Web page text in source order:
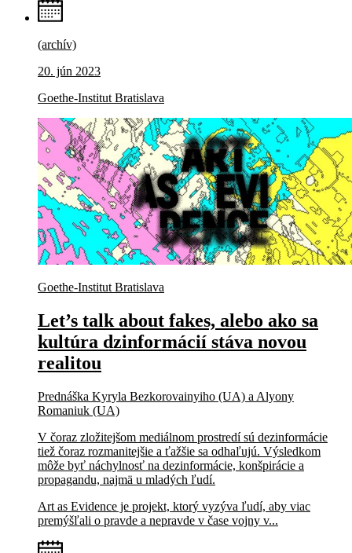
(archív)
20. jún 2023
Goethe-Institut Bratislava
Goethe-Institut Bratislava
Let’s talk about fakes, alebo ako sa
kultúra dzinformácií stáva novou
realitou
Prednáška Kyryla Bezkorovainyiho (UA) a Alyony
Romaniuk (UA)
V čoraz zložitejšom mediálnom prostredí sú dezinformácie
tiež čoraz rozmanitejšie a ťažšie sa odhaľujú. Výsledkom
môže byť náchylnosť na dezinformácie, konšpirácie a
propagandu, najmä u mladých ľudí.
Art as Evidence je projekt, ktorý vyzýva ľudí, aby viac
premýšľali o pravde a nepravde v čase vojny v...